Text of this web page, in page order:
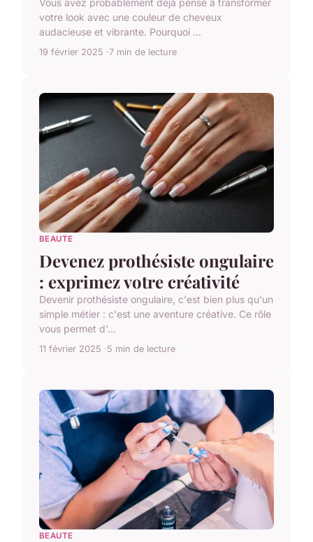
votre look avec une couleur de cheveux
audacieuse et vibrante. Pourquoi ...
19 février 2025 7 min de lecture
BEAUTE
Devenez prothésiste ongulaire
: exprimez votre créativité
Devenir prothésiste ongulaire, c'est bien plus qu'un
simple métier : c'est une aventure créative. Ce rôle
vous permet d'...
11 février 2025 5 min de lecture
BEAUTE